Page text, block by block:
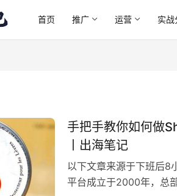
首页 推广 运营 实战
手把手教你如何做
丨出海笔记
以下文章来源于下班后
平台成立于2000年，总